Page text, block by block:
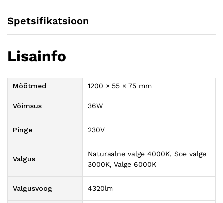
Spetsifikatsioon
Lisainfo
Mõõtmed 1200 × 55 × 75 mm
Võimsus 36W
Pinge 230V
Valgus
Naturaalne valge 4000K, Soe valge
3000K, Valge 6000K
Valgusvoog 4320lm